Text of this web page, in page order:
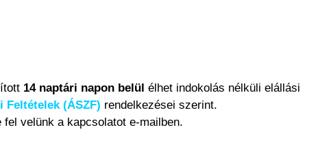
14 naptári napon belül élhet indokolás nélküli elállási
Feltételek (ÁSZF) rendelkezései szerint.
velünk a kapcsolatot e-mailben.